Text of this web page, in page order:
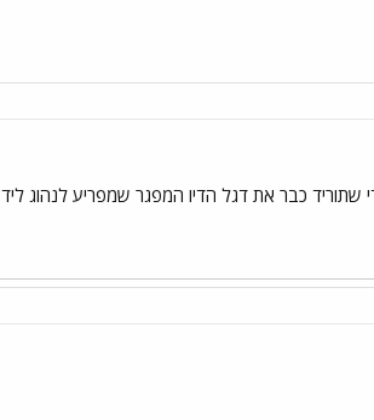
כבר את דגל הדיו המפגר שמפריע לנהוג ליד